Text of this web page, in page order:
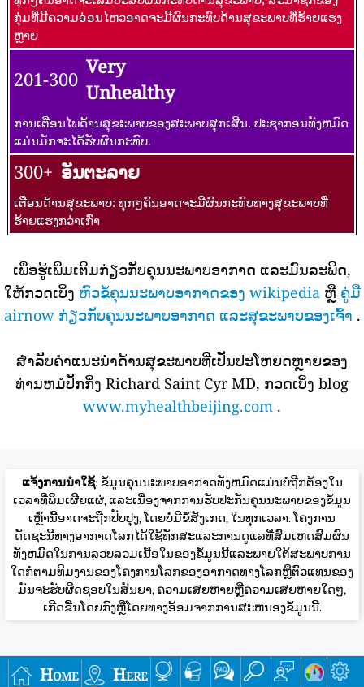
ກຸ່ມທີ່ມີຄວາມອ່ອນໄຫວອາດຈະມີຜົນກະທົບດ້ານສຸຂະພາບທີ່ຮ້າຍແຮງ
ຫຼາຍ
201-300
Very
Unhealthy
ການເຕືອນໄພດ້ານສຸຂະພາບຂອງສະພາບສຸກເສີນ. ປະຊາກອນທັງຫມົດ
ແມ່ນມັກຈະໄດ້ຮັບຜົນກະທົບ.
300+ ອັນຕະລາຍ
ເຕືອນດ້ານສຸຂະພາບ: ທຸກໆຄົນອາດຈະມີຜົນກະທົບທາງສຸຂະພາບທີ່
ຮ້າຍແຮງກວ່າເກົ່າ
ເພື່ອຮູ້ເພີ່ມເຕີມກ່ຽວກັບຄຸນນະພາບອາກາດ ແລະມົນລະພິດ,
ໃຫ້ກວດເບິ່ງ ຫົວຂໍ້ຄຸນນະພາບອາກາດຂອງ wikipedia ຫຼື ຄູ່ມື
airnow ກ່ຽວກັບຄຸນນະພາບອາກາດ ແລະສຸຂະພາບຂອງເຈົ້າ .
ສໍາລັບຄໍາແນະນໍາດ້ານສຸຂະພາບທີ່ເປັນປະໂຫຍດຫຼາຍຂອງ
ທ່ານຫມໍປັກກິ່ງ Richard Saint Cyr MD, ກວດເບິ່ງ blog
www.myhealthbeijing.com .
ແຈ້ງການນໍາໃຊ້: ຂໍ້ມູນຄຸນນະພາບອາກາດທັງຫມົດແມ່ນບໍ່ຖືກຕ້ອງໃນ
ເວລາທີ່ພິມເຜີຍແຜ່, ແລະເນື່ອງຈາກການຮັບປະກັນຄຸນນະພາບຂອງຂໍ້ມູນ
ເຫຼົ່ານີ້ອາດຈະຖືກປັບປຸງ, ໂດຍບໍ່ມີຂໍ້ສັງເກດ, ໃນທຸກເວລາ. ໂຄງການ
ດັດຊະນີທາງອາກາດໂລກໄດ້ໃຊ້ທັກສະແລະການດູແລທີ່ສົມເຫດສົມຜົນ
ທັງຫມົດໃນການລວບລວມເນື້ອໃນຂອງຂໍ້ມູນນີ້ແລະພາຍໃຕ້ສະພາບການ
ໃດກໍ່ຕາມທີມງານຂອງໂຄງການໂລກຂອງອາກາດທາງໂລກຫຼືຕົວແທນຂອງ
ມັນຈະຮັບຜິດຊອບໃນສັນຍາ, ຄວາມເສຍຫາຍຫຼືຄວາມເສຍຫາຍໃດໆ,
ເກີດຂື້ນໂດຍກົງຫຼືໂດຍທາງອ້ອມຈາກການສະຫນອງຂໍ້ມູນນີ້.
Home Here